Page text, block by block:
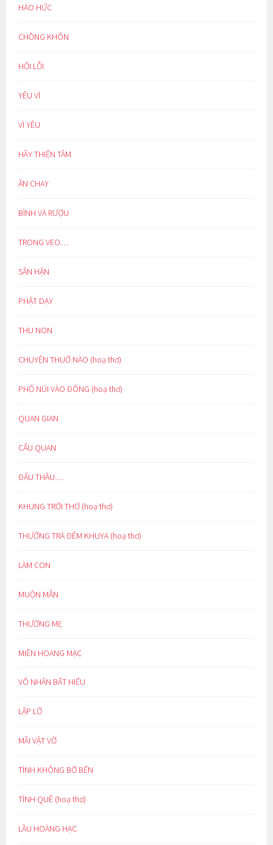
HÁO HỨC
CHỒNG KHÔN
HỐI LỖI
YÊU VÌ
VÌ YÊU
HÃY THIỆN TÂM
ĂN CHAY
BÌNH VÀ RƯỢU
TRONG VEO…
SÂN HẬN
PHẬT DẠY
THU NON
CHUYỆN THUỞ NÀO (hoạ thơ)
PHỐ NÚI VÀO ĐÔNG (hoạ thơ)
QUAN GIAN
CẨU QUAN
ĐẤU THẦU…
KHUNG TRỜI THƠ (hoạ thơ)
THƯỞNG TRÀ ĐÊM KHUYA (hoạ thơ)
LÀM CON
MUỘN MẰN
THƯƠNG MẸ
MIỀN HOANG MẠC
VÔ NHÂN BẤT HIẾU
LẬP LỜ
MÃI VẬT VỜ
TÌNH KHÔNG BỜ BẾN
TÌNH QUÊ (hoạ thơ)
LẦU HOÀNG HẠC